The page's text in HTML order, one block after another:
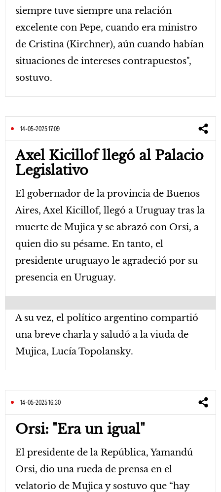
siempre tuve siempre una relación
excelente con Pepe, cuando era ministro
de Cristina (Kirchner), aún cuando habían
situaciones de intereses contrapuestos",
sostuvo.
14-05-2025 17:09
Axel Kicillof llegó al Palacio
Legislativo
El gobernador de la provincia de Buenos
Aires, Axel Kicillof, llegó a Uruguay tras la
muerte de Mujica y se abrazó con Orsi, a
quien dio su pésame. En tanto, el
presidente uruguayo le agradeció por su
presencia en Uruguay.
A su vez, el político argentino compartió
una breve charla y saludó a la viuda de
Mujica, Lucía Topolansky.
14-05-2025 16:30
Orsi: "Era un igual"
El presidente de la República, Yamandú
Orsi, dio una rueda de prensa en el
velatorio de Mujica y sostuvo que “hay